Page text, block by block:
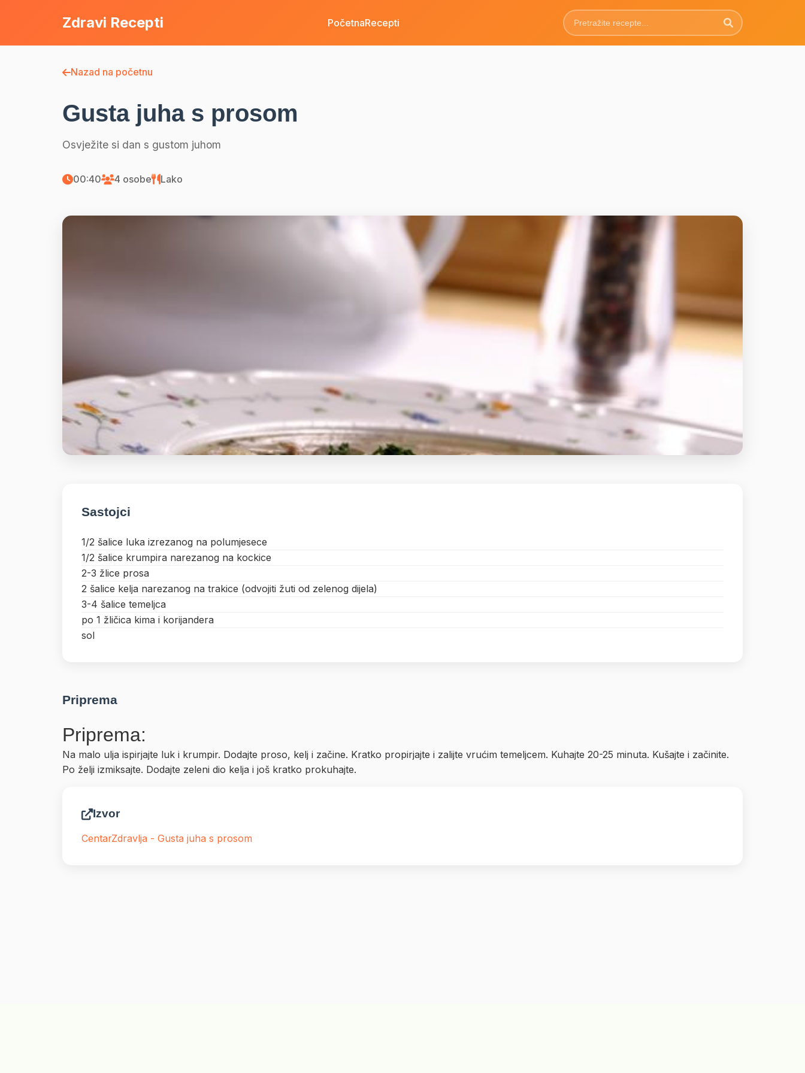
Zdravi Recepti PočetnaRecepti
Nazad na početnu
Gusta juha s prosom
Osvježite si dan s gustom juhom
00:40 4 osobe Lako
Sastojci
1/2 šalice luka izrezanog na polumjesece
1/2 šalice krumpira narezanog na kockice
2-3 žlice prosa
2 šalice kelja narezanog na trakice (odvojiti žuti od zelenog dijela)
3-4 šalice temeljca
po 1 žličica kima i korijandera
sol
Priprema
Priprema:
Na malo ulja ispirjajte luk i krumpir. Dodajte proso, kelj i začine. Kratko propirjajte i zalijte vrućim temeljcem. Kuhajte 20-25 minuta. Kušajte i začinite.
Po želji izmiksajte. Dodajte zeleni dio kelja i još kratko prokuhajte.
Izvor
CentarZdravlja - Gusta juha s prosom